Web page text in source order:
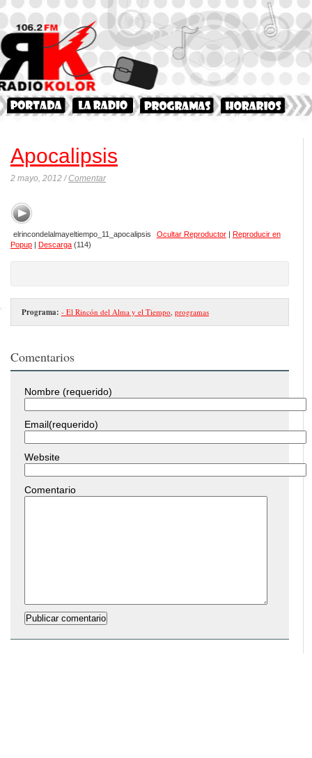
Apocalipsis
2 mayo, 2012 /Comentar
elrincondelalmayeltiempo_11_apocalipsis Ocultar Reproductor| Reproducir en
Popup | Descarga (114)
Programa: - El Rincón del Alma y el Tiempo programas
Comentarios
Nombre (requerido)
Email(requerido)
Website
Comentario